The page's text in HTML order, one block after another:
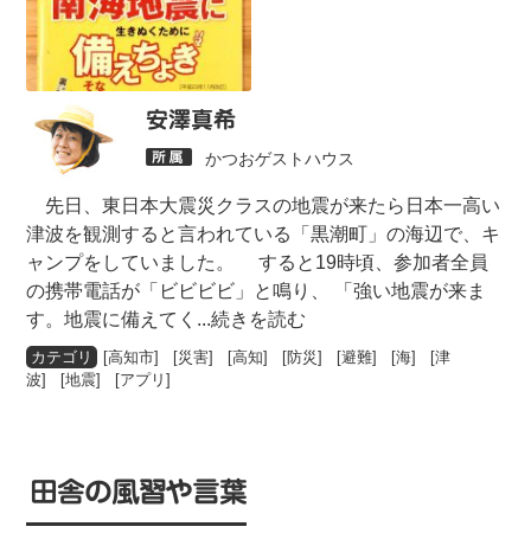
安澤真希
かつおゲストハウス
先日、東日本大震災クラスの地震が来たら日本一高い
津波を観測すると言われている「黒潮町」の海辺で、キ
ャンプをしていました。 すると19時頃、参加者全員
の携帯電話が「ビビビビ」と鳴り、 「強い地震が来ま
す。地震に備えてく ...続きを読む
[高知市] [災害] [高知] [防災] [避難] [海] [津
波] [地震] [アプリ]
田舎の風習や言葉